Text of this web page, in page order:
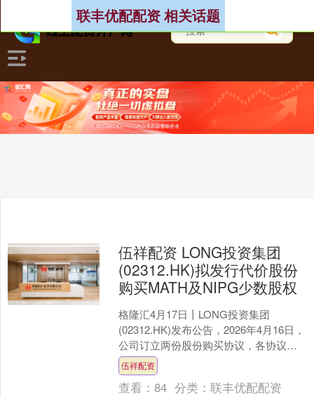
联丰优配配资 相关话题
伍祥配资 LONG投资集团
(02312.HK)拟发行代价股份
购买MATH及NIPG少数股权
格隆汇4月17日丨LONG投资集团
(02312.HK)发布公告，2026年4月16日，
公司订立两份股份购买协议，各协议并
非互为条件，且各卖方之间彼此独立。
作为卖....
伍祥配资
查看：84 分类：联丰优配配资